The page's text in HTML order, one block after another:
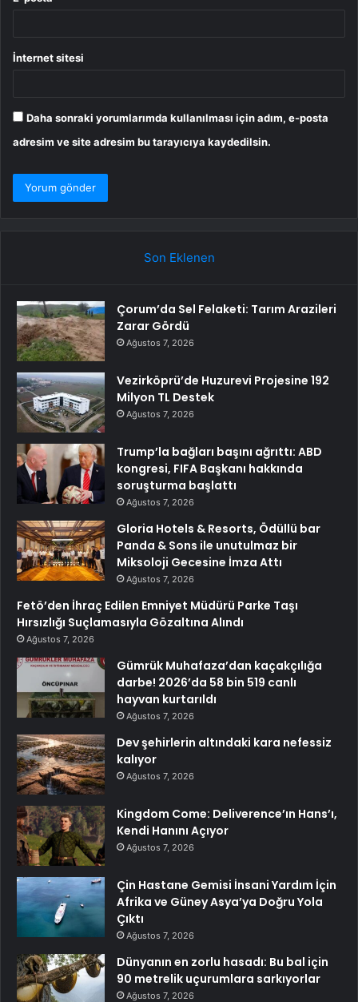
İnternet sitesi
Daha sonraki yorumlarımda kullanılması için adım, e-posta
adresim ve site adresim bu tarayıcıya kaydedilsin.
Son Eklenen
Çorum’da Sel Felaketi: Tarım Arazileri
Zarar Gördü
Ağustos 7, 2026
Vezirköprü’de Huzurevi Projesine 192
Milyon TL Destek
Ağustos 7, 2026
Trump’la bağları başını ağrıttı: ABD
kongresi, FIFA Başkanı hakkında
soruşturma başlattı
Ağustos 7, 2026
Gloria Hotels & Resorts, Ödüllü bar
Panda & Sons ile unutulmaz bir
Miksoloji Gecesine İmza Attı
Ağustos 7, 2026
Fetö’den İhraç Edilen Emniyet Müdürü Parke Taşı
Hırsızlığı Suçlamasıyla Gözaltına Alındı
Ağustos 7, 2026
Gümrük Muhafaza’dan kaçakçılığa
darbe! 2026’da 58 bin 519 canlı
hayvan kurtarıldı
Ağustos 7, 2026
Dev şehirlerin altındaki kara nefessiz
kalıyor
Ağustos 7, 2026
Kingdom Come: Deliverence’ın Hans’ı,
Kendi Hanını Açıyor
Ağustos 7, 2026
Çin Hastane Gemisi İnsani Yardım İçin
Afrika ve Güney Asya’ya Doğru Yola
Çıktı
Ağustos 7, 2026
Dünyanın en zorlu hasadı: Bu bal için
90 metrelik uçurumlara sarkıyorlar
Ağustos 7, 2026